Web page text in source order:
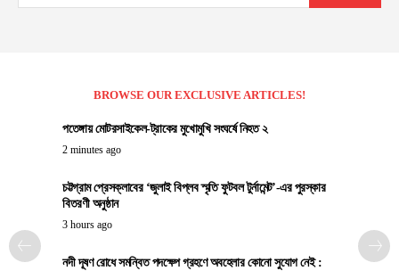
BROWSE OUR EXCLUSIVE ARTICLES!
পতেঙ্গায় মোটরসাইকেল-ট্রাকের মুখোমুখি সংঘর্ষে নিহত ২
2 minutes ago
চট্টগ্রাম প্রেসক্লাবের ‘জুলাই বিপ্লব স্মৃতি ফুটবল টুর্নামেন্ট’-এর পুরস্কার
বিতরণী অনুষ্ঠান
3 hours ago
নদী দূষণ রোধে সমন্বিত পদক্ষেপ গ্রহণে অবহেলার কোনো সুযোগ নেই :